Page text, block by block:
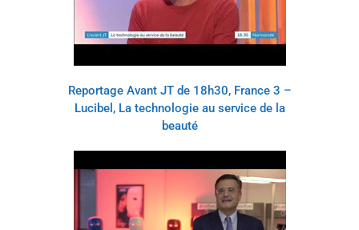
Reportage Avant JT de 18h30, France 3 –
Lucibel, La technologie au service de la
beauté